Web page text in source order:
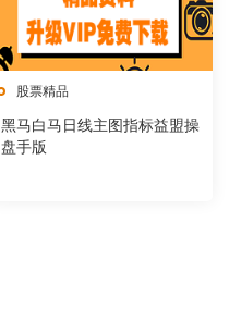
股票精品
黑马白马日线主图指标益盟操
盘手版